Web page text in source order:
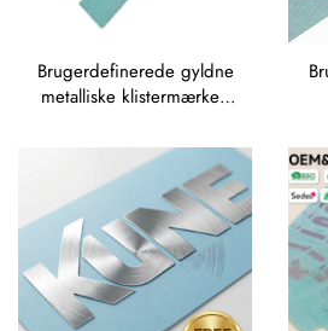
Brugerdefinerede gyldne
metalliske klistermærker,
etiketter, krom-sølv
elektroformning,
metaloverførselslogo,
elektroformerede
nikkelklistermærker